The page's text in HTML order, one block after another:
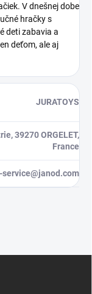
V dnešnej dobe
hračky s
deti zabavia a
deťom, ale aj
JURATOYS
39270 ORGELET,
France